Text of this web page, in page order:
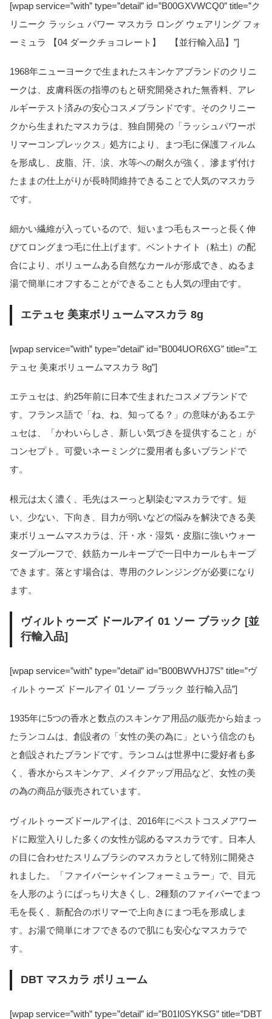
[wpap service=”with” type=”detail” id=”B00GXVWCQ0″ title=”ク
リニーク ラッシュ パワー マスカラ ロング ウェアリング フォ
ーミュラ 【04 ダークチョコレート】 【並行輸入品】”]
1968年ニューヨークで生まれたスキンケアブランドのクリニ
ークは、皮膚科医の指導のもと研究開発された無香料、アレ
ルギーテスト済みの安心コスメブランドです。そのクリニー
クから生まれたマスカラは、独自開発の「ラッシュパワーポ
リマーコンプレックス」処方により、まつ毛に保護フィルム
を形成し、皮脂、汗、涙、水等への耐久が強く、滲まず付け
たままの仕上がりが長時間維持できることで人気のマスカラ
です。
細かい繊維が入っているので、短いまつ毛もスーっと長く伸
びてロングまつ毛に仕上げます。ベントナイト（粘土）の配
合により、ボリュームある自然なカールが形成でき、ぬるま
湯で簡単にオフすることができることも人気の理由です。
エテュセ 美束ボリュームマスカラ 8g
[wpap service=”with” type=”detail” id=”B004UOR6XG” title=”エ
テュセ 美束ボリュームマスカラ 8g”]
エテュセは、約25年前に日本で生まれたコスメブランドで
す。フランス語で「ね、ね、知ってる？」の意味があるエテ
ュセは、「かわいらしさ、新しい気づきを提供すること」が
コンセプト。可愛いネーミングに愛用者も多いブランドで
す。
根元は太く濃く、毛先はスーっと馴染むマスカラです。短
い、少ない、下向き、目力が弱いなどの悩みを解決できる美
束ボリュームマスカラは、汗・水・湿気・皮脂に強いウォー
タープルーフで、鉄筋カールキープで一日中カールもキープ
できます。落とす場合は、専用のクレンジングが必要になり
ます。
ヴィルトゥーズ ドールアイ 01 ソー ブラック [並
行輸入品]
[wpap service=”with” type=”detail” id=”B00BWVHJ7S” title=”ヴ
ィルトゥーズ ドールアイ 01 ソー ブラック 並行輸入品”]
1935年に5つの香水と数点のスキンケア用品の販売から始まっ
たランコムは、創設者の「女性の美の為に」という信念のも
と創設されたブランドです。ランコムは世界中に愛好者も多
く、香水からスキンケア、メイクアップ用品など、女性の美
の為の商品が販売されています。
ヴィルトゥーズドールアイは、2016年にベストコスメアワー
ドに殿堂入りした多くの女性が認めるマスカラです。日本人
の目に合わせたスリムブラシのマスカラとして特別に開発さ
れました。「ファイバーシャインフォーミュラー」で、目元
を人形のようにぱっちり大きくし、2種類のファイバーでまつ
毛を長く、新配合のポリマーで上向きにまつ毛を形成しま
す。お湯で簡単にオフできるので肌にも安心なマスカラで
す。
DBT マスカラ ボリューム
[wpap service=”with” type=”detail” id=”B01I0SYKSG” title=”DBT